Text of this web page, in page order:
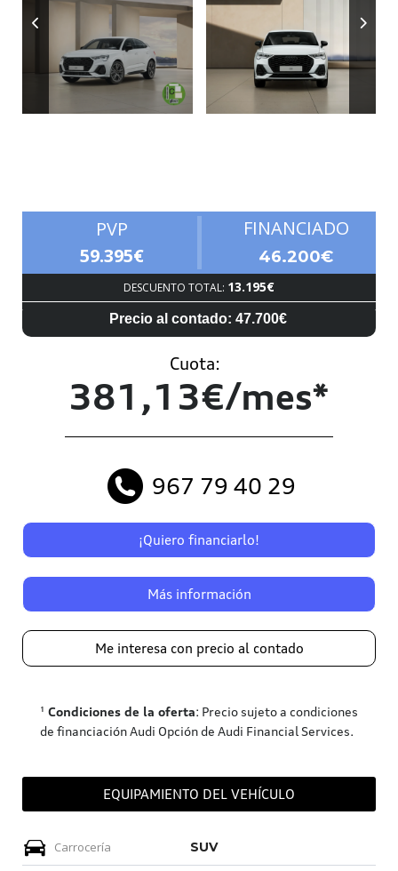
PVP
59.395€
FINANCIADO
46.200€
DESCUENTO TOTAL: 13.195€
Precio al contado: 47.700€
Cuota:
381,13€/mes*
967 79 40 29
¡Quiero financiarlo!
Más información
Me interesa con precio al contado
¹ Condiciones de la oferta: Precio sujeto a condiciones
de financiación Audi Opción de Audi Financial Services.
EQUIPAMIENTO DEL VEHÍCULO
Carrocería SUV